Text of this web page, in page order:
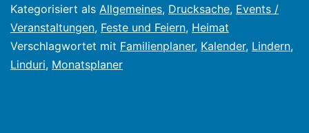
Kategorisiert als Allgemeines, Drucksache, Events /
Veranstaltungen, Feste und Feiern, Heimat
Verschlagwortet mit Familienplaner, Kalender, Lindern,
Linduri, Monatsplaner